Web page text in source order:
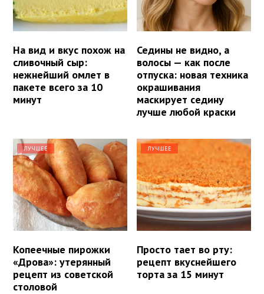
На вид и вкус похож на
сливочный сыр:
нежнейший омлет в
пакете всего за 10
минут
Седины не видно, а
волосы — как после
отпуска: новая техника
окрашивания
маскирует седину
лучше любой краски
ЛУЧШЕЕ
Копеечные пирожки
«Дрова»: утерянный
рецепт из советской
столовой
ЛУЧШЕЕ
Просто тает во рту:
рецепт вкуснейшего
торта за 15 минут